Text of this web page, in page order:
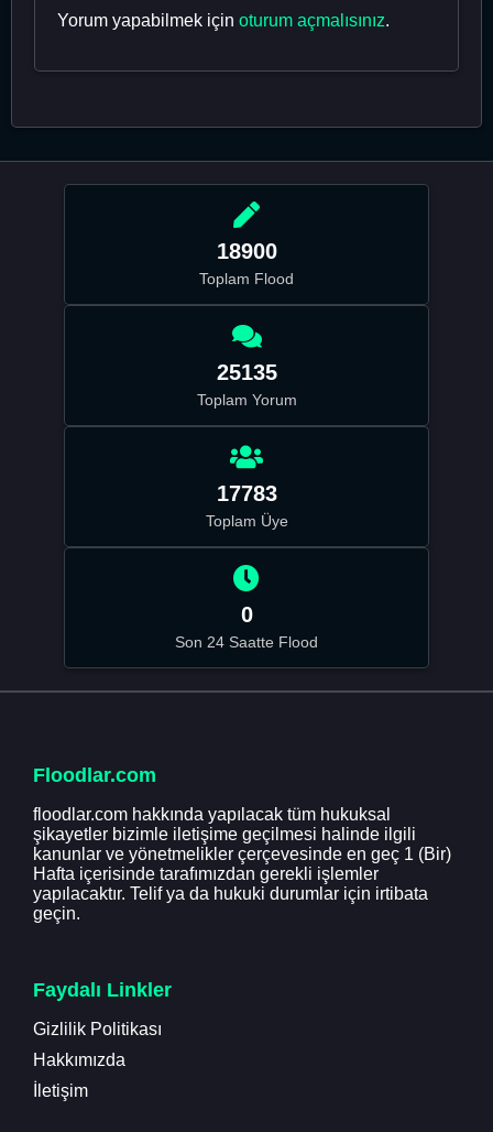
Yorum yapabilmek için oturum açmalısınız.
18900
Toplam Flood
25135
Toplam Yorum
17783
Toplam Üye
0
Son 24 Saatte Flood
Floodlar.com
floodlar.com hakkında yapılacak tüm hukuksal
şikayetler bizimle iletişime geçilmesi halinde ilgili
kanunlar ve yönetmelikler çerçevesinde en geç 1 (Bir)
Hafta içerisinde tarafımızdan gerekli işlemler
yapılacaktır. Telif ya da hukuki durumlar için irtibata
geçin.
Faydalı Linkler
Gizlilik Politikası
Hakkımızda
İletişim